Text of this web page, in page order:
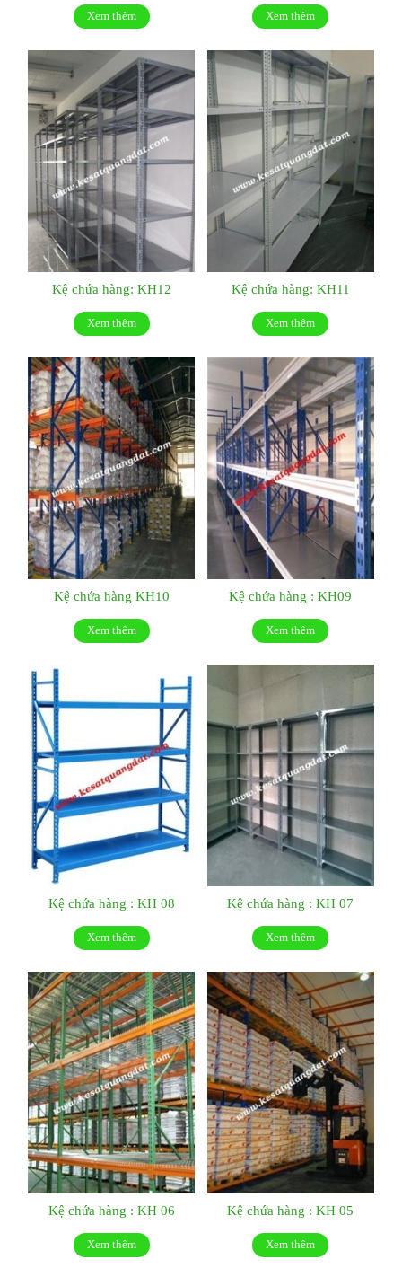
Xem thêm Xem thêm
Kệ chứa hàng: KH12
Xem thêm
Kệ chứa hàng: KH11
Xem thêm
Kệ chứa hàng KH10
Xem thêm
Kệ chứa hàng : KH09
Xem thêm
Kệ chứa hàng : KH 08
Xem thêm
Kệ chứa hàng : KH 07
Xem thêm
Kệ chứa hàng : KH 06
Xem thêm
Kệ chứa hàng : KH 05
Xem thêm